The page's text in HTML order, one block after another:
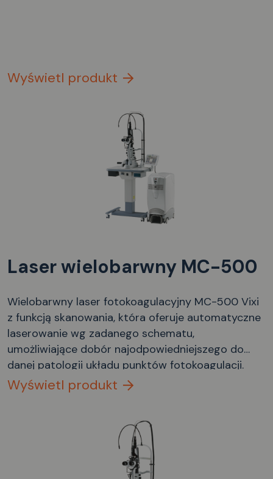
Wyświetl produkt
Laser wielobarwny MC-500
Wielobarwny laser fotokoagulacyjny MC-500 Vixi
z funkcją skanowania, która oferuje automatyczne
laserowanie wg zadanego schematu,
umożliwiające dobór najodpowiedniejszego do
danej patologii układu punktów fotokoagulacji.
Wyświetl produkt